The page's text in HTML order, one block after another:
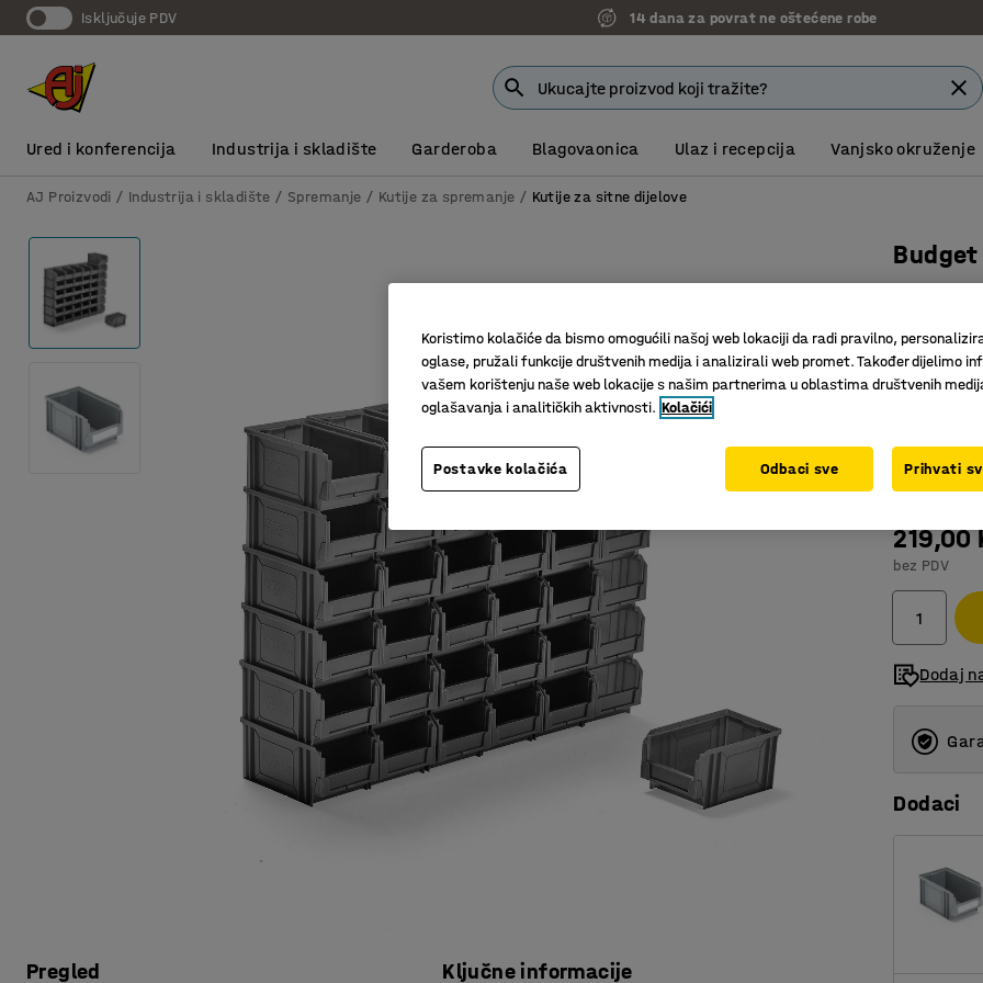
Isključuje PDV 14 dana za povrat ne oštećene robe
Ured i konferencija Industrija i skladište Garderoba Blagovaonica Ulaz i recepcija Vanjsko okruženje
AJ Proizvodi Industrija i skladište Spremanje Kutije za spremanje Kutije za sitne dijelove
Pregled Ključne informacije
Otporne
Boja kutija:
219,00
bez PDV
Dodaj
Dodaci
Koristimo kolačiće da bismo omogućili našoj web lokaciji da radi pravilno,
oglase, pružali funkcije društvenih medija i analizirali web promet. Također dijelimo
vašem korištenju naše web lokacije s našim partnerima u oblastima društvenih
oglašavanja i analitičkih aktivnosti. Kolačići
Postavke kolačića Odbaci sve Prihvati